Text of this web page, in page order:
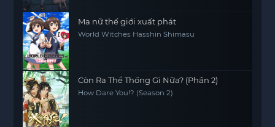
Ma nữ thế giới xuất phát
World Witches Hasshin Shimasu
Còn Ra Thể Thống Gì Nữa? (Phần 2)
How Dare You!? (Season 2)